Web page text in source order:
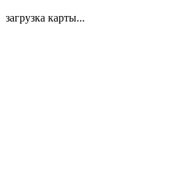
загрузка карты...